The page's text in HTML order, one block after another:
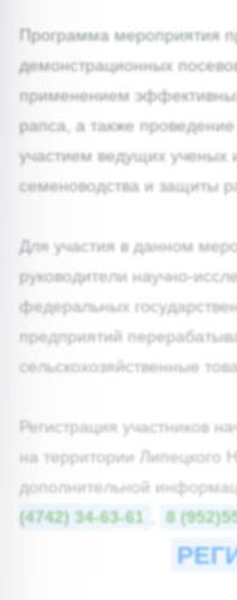
Программа мероприятия
демонстрационных
применением
рапса, а также
участием ведущих ученых
семеноводства и защиты
Для участия в данном
руководители научно-
федеральных
предприятий
сельскохозяйственные
Регистрация участников
на территории Липецкого
дополнительной
(4742) 34-63-61
8